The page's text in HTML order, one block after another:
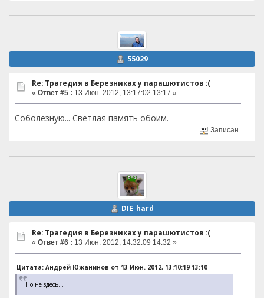
55029
Re: Трагедия в Березниках у парашютистов :(
« Ответ #5 : 13 Июн. 2012, 13:17:02 13:17 »
Соболезную... Светлая память обоим.
Записан
DIE_hard
Re: Трагедия в Березниках у парашютистов :(
« Ответ #6 : 13 Июн. 2012, 14:32:09 14:32 »
Цитата: Андрей Южанинов от 13 Июн. 2012, 13:10:19 13:10
Но не здесь...